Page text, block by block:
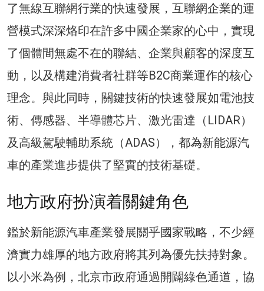
了無線互聯網行業的快速發展，互聯網企業的運
營模式深深烙印在許多中國企業家的心中，實現
了個體間無處不在的聯結、企業與顧客的深度互
動，以及構建消費者社群等B2C商業運作的核心
理念。與此同時，關鍵技術的快速發展如電池技
術、傳感器、半導體芯片、激光雷達（LIDAR）
及高級駕駛輔助系統（ADAS），都為新能源汽
車的產業進步提供了堅實的技術基礎。
地方政府扮演着關鍵角色
鑑於新能源汽車產業發展關乎國家戰略，不少經
濟實力雄厚的地方政府將其列為優先扶持對象。
以小米為例，北京市政府通過開闢綠色通道，協